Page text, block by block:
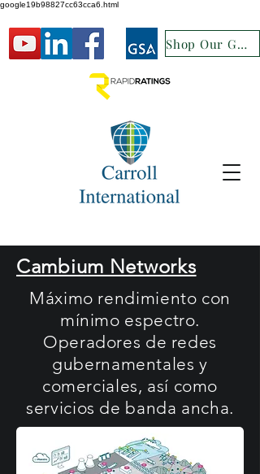
google19b98827cc63cca6.html
Shop Our GSA
Cambium Networks
Máximo rendimiento con
mínimo espectro.
Operadores de redes
gubernamentales y
comerciales, así como
servicios de banda ancha.